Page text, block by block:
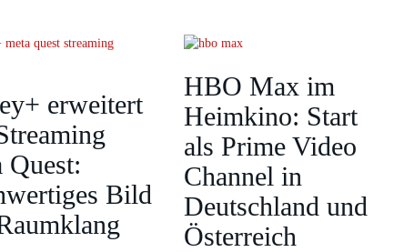
erweitert
Quest:
Bild
HBO Max im
Heimkino: Start
als Prime Video
Channel in
Deutschland und
Österreich